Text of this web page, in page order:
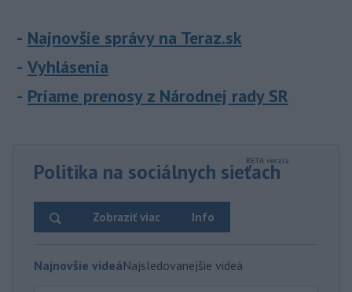
Najnovšie správy na Teraz.sk
Vyhlásenia
Priame prenosy z Národnej rady SR
Politika na sociálnych sieťach
Info
Zobraziť viac
Najnovšie videáNajsledovanejšie videá